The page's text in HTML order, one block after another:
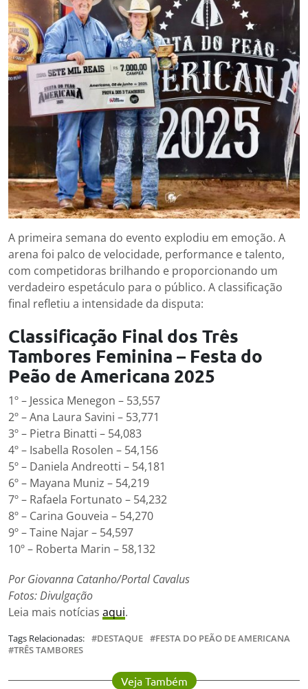
A primeira semana do evento explodiu em emoção. A
arena foi palco de velocidade, performance e talento,
com competidoras brilhando e proporcionando um
verdadeiro espetáculo para o público. A classificação
final refletiu a intensidade da disputa:
Classificação Final dos Três
Tambores Feminina – Festa do
Peão de Americana 2025
1º – Jessica Menegon – 53,557
2º – Ana Laura Savini – 53,771
3º – Pietra Binatti – 54,083
4º – Isabella Rosolen – 54,156
5º – Daniela Andreotti – 54,181
6º – Mayana Muniz – 54,219
7º – Rafaela Fortunato – 54,232
8º – Carina Gouveia – 54,270
9º – Taine Najar – 54,597
10º – Roberta Marin – 58,132
Por Giovanna Catanho/Portal Cavalus
Fotos: Divulgação
Leia mais notícias aqui.
Tags Relacionadas: DESTAQUE
FESTA DO PEÃO DE AMERICANA
TRÊS TAMBORES
Veja Também